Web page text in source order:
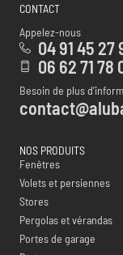
CONTACT
Appelez-nous
04 91 45 27
06 62 71 78
Besoin de plus
NOS PRODUITS
Fenêtres
Volets et persiennes
Stores
Pergolas et vérandas
Portes de garage